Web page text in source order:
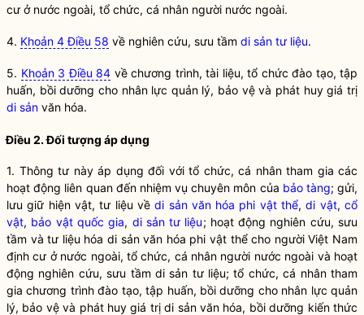
cư ở nước ngoài, tổ chức, cá nhân người nước ngoài.
4. Khoản 4 Điều 58 về nghiên cứu, sưu tầm di sản tư liệu.
5. Khoản 3 Điều 84 về chương trình, tài liệu, tổ chức đào tạo, tập
huấn, bồi dưỡng cho nhân lực quản lý, bảo vệ và phát huy giá trị
di sản văn hóa.
Điều 2. Đối tượng áp dụng
1. Thông tư này áp dụng đối với tổ chức, cá nhân tham gia các
hoạt động liên quan đến nhiệm vụ chuyên môn của bảo tàng; gửi,
lưu giữ hiện vật, tư liệu vềdi sản văn hóa phi vật thể,di vật, cổ
vật, bảo vật quốc gia, di sản tư liệu; hoạt động nghiên cứu, sưu
tầm và tư liệu hóa di sản văn hóa phi vật thểcho người Việt Nam
định cư ở nước ngoài, tổ chức, cá nhân người nước ngoài và hoạt
động nghiên cứu, sưu tầm di sản tư liệu; tổ chức, cá nhân tham
gia chương trình đào tạo, tập huấn, bồi dưỡng cho nhân lực quản
lý, bảo vệ và phát huy giá trị di sản văn hóa, bồi dưỡng kiến thức